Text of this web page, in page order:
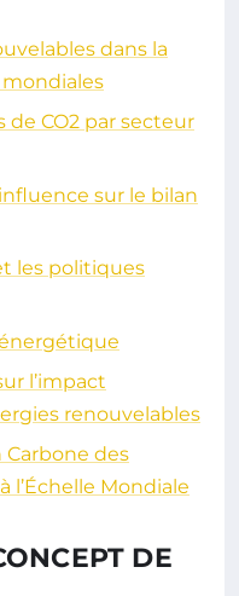
dans la
de CO2 par secteur
sur le bilan
les politiques
l’impact
renouvelables
Carbone des
l’Échelle Mondiale
DE